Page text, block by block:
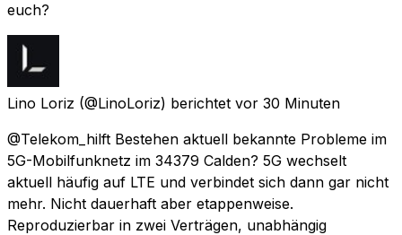
euch?
Lino Loriz (@LinoLoriz) berichtet vor 30 Minuten
@Telekom_hilft Bestehen aktuell bekannte Probleme im
5G-Mobilfunknetz im 34379 Calden? 5G wechselt
aktuell häufig auf LTE und verbindet sich dann gar nicht
mehr. Nicht dauerhaft aber etappenweise.
Reproduzierbar in zwei Verträgen, unabhängig